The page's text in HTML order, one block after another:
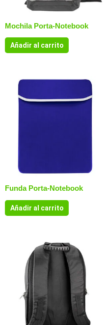
Mochila Porta-Notebook
Añadir al carrito
Funda Porta-Notebook
Añadir al carrito